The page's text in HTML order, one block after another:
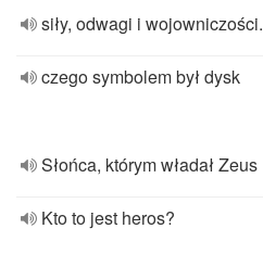
siły, odwagi i wojowniczości.
czego symbolem był dysk
Słońca, którym władał Zeus
Kto to jest heros?